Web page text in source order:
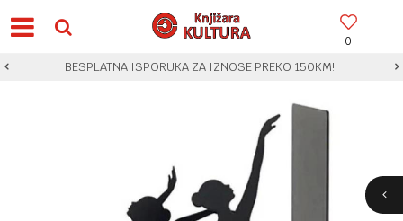
0
BESPLATNA ISPORUKA ZA IZNOSE PREKO 150KM!